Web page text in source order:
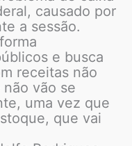
causado por
a sessão.
e busca
receitas não
vão se
uma vez que
que vai